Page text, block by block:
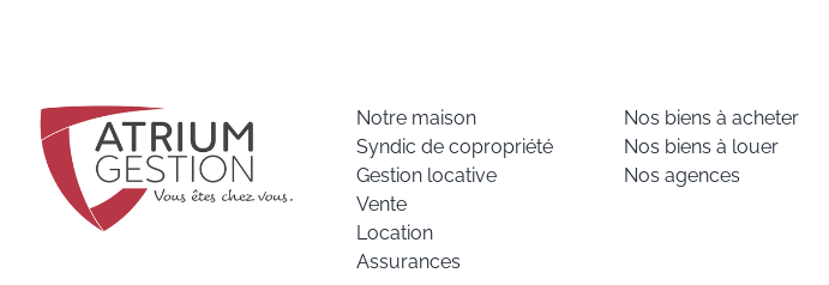
Notre maison
Syndic de copropriété
Gestion locative
Vente
Location
Assurances
Nos biens à acheter
Nos biens à louer
Nos agences